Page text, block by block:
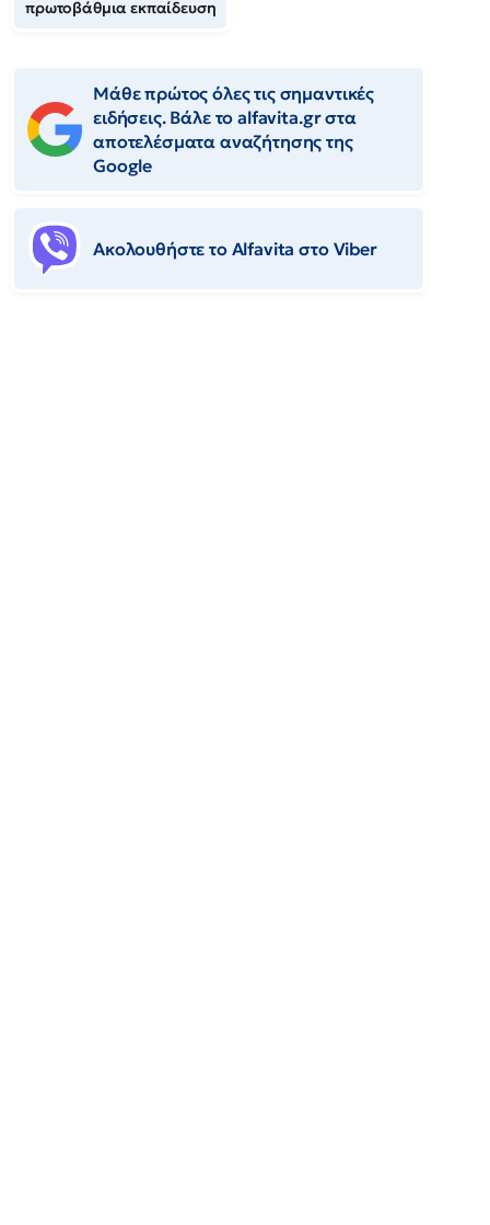
πρωτοβάθμια εκπαίδευση
Μάθε πρώτος όλες τις σημαντικές
ειδήσεις. Βάλε το alfavita.gr στα
αποτελέσματα αναζήτησης της
Google
Ακολουθήστε το Αlfavita στο Viber